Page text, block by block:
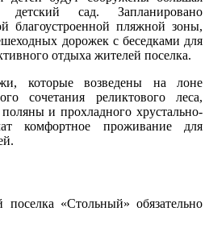
сад. Запланировано
благоустроенной пляжной зоны,
дорожек с беседками для
отдыха жителей поселка.
которые возведены на лоне
сочетания реликтового леса,
и прохладного хрустально-
комфортное проживание для
поселка «Стольный» обязательно